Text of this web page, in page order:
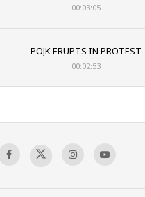
00:03:05
POJK ERUPTS IN PROTEST
00:02:53
Sagar